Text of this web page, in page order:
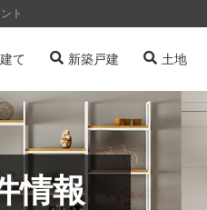
ト
て 新築戸建 土地
情報